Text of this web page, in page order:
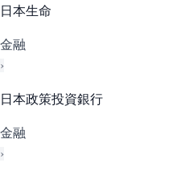
日本生命
金融
›
日本政策投資銀行
金融
›